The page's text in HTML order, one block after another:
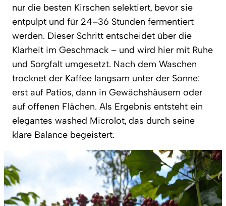
nur die besten Kirschen selektiert, bevor sie
entpulpt und für 24–36 Stunden fermentiert
werden. Dieser Schritt entscheidet über die
Klarheit im Geschmack – und wird hier mit Ruhe
und Sorgfalt umgesetzt. Nach dem Waschen
trocknet der Kaffee langsam unter der Sonne:
erst auf Patios, dann in Gewächshäusern oder
auf offenen Flächen. Als Ergebnis entsteht ein
elegantes washed Microlot, das durch seine
klare Balance begeistert.